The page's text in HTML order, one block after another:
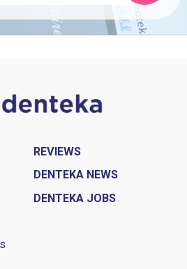
REVIEWS
DENTEKA NEWS
DENTEKA JOBS